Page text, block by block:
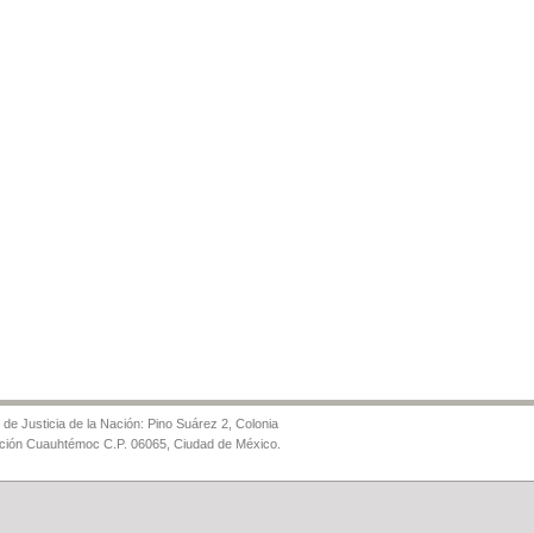
Justicia de la Nación: Pino Suárez 2, Colonia
Cuauhtémoc C.P. 06065, Ciudad de México.